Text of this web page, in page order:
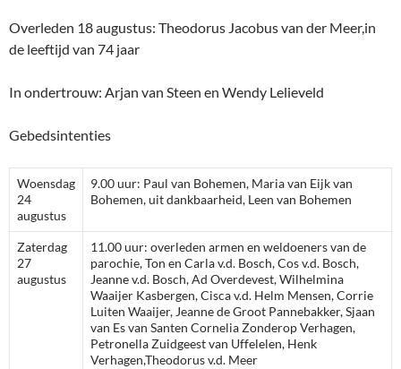
Overleden 18 augustus: Theodorus Jacobus van der Meer,in
de leeftijd van 74 jaar
In ondertrouw: Arjan van Steen en Wendy Lelieveld
Gebedsintenties
Woensdag
24
augustus
9.00 uur: Paul van Bohemen, Maria van Eijk van
Bohemen, uit dankbaarheid, Leen van Bohemen
Zaterdag
27
augustus
11.00 uur: overleden armen en weldoeners van de
parochie, Ton en Carla v.d. Bosch, Cos v.d. Bosch,
Jeanne v.d. Bosch, Ad Overdevest, Wilhelmina
Waaijer Kasbergen, Cisca v.d. Helm Mensen, Corrie
Luiten Waaijer, Jeanne de Groot Pannebakker, Sjaan
van Es van Santen Cornelia Zonderop Verhagen,
Petronella Zuidgeest van Uffelelen, Henk
Verhagen,Theodorus v.d. Meer